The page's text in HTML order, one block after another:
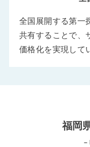
全国展開する第一
共有することで、
価格化を実現して
福岡
–